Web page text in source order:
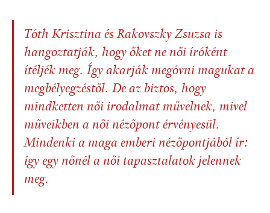
Tóth Krisztina ésRakovszky Zsuzsa is
hangoztatják, hogy őket ne női íróként
ítéljék meg. Így akarják megóvni magukat a
megbélyegzéstől. De az biztos, hogy
mindketten női irodalmat művelnek, mivel
műveikben a női nézőpont érvényesül.
Mindenki a maga emberi nézőpontjából ír:
így egy nőnél a női tapasztalatok jelennek
meg.